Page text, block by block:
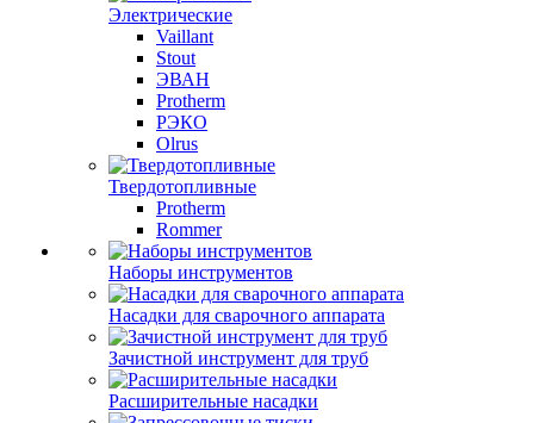
Электрические
Vaillant
Stout
ЭВАН
Protherm
РЭКО
Olrus
Твердотопливные
Protherm
Rommer
Наборы инструментов
Насадки для сварочного аппарата
Зачистной инструмент для труб
Расширительные насадки